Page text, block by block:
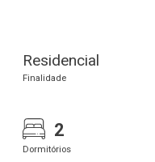
Residencial
Finalidade
2
Dormitórios